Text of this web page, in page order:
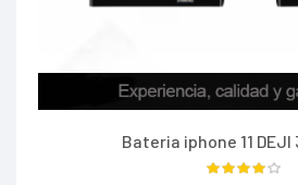
Bateria iphone 11 DEJI